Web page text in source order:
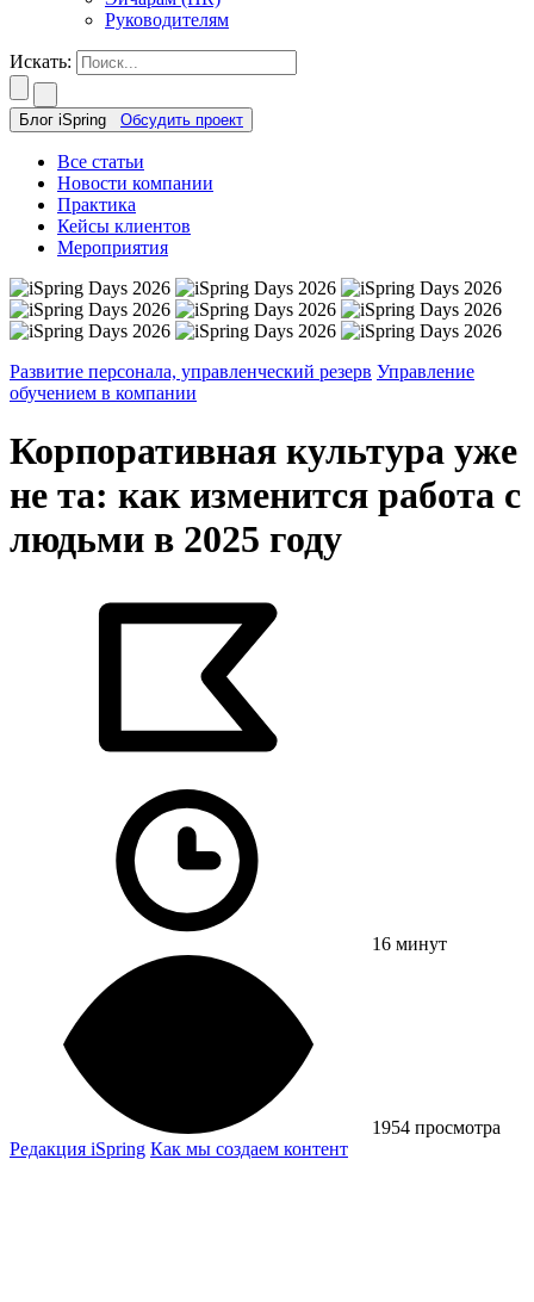
Руководителям
Искать:
Блог iSpring Обсудить проект
Все статьи
Новости компании
Практика
Кейсы клиентов
Мероприятия
Развитие персонала, управленческий резерв Управление
обучением в компании
Корпоративная культура уже
не та: как изменится работа с
людьми в 2025 году
16 минут
1954 просмотра
Редакция iSpring Как мы создаем контент